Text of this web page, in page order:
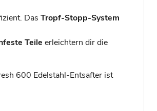
Das Tropf-Stopp-System
Teile erleichtern dir die
600 Edelstahl-Entsafter ist